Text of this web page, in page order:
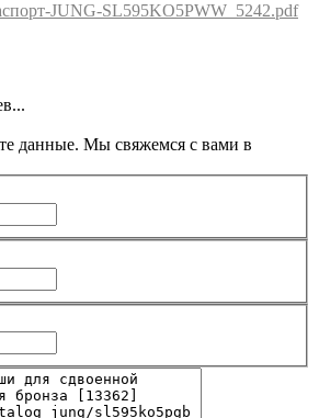
JUNG-SL595KO5PWW_5242.pdf
данные. Мы свяжемся с вами в